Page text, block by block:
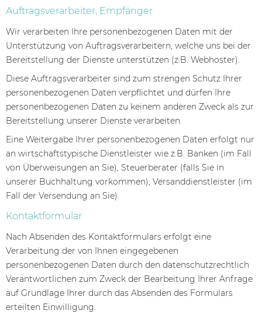
Auftragsverarbeiter, Empfänger
Wir verarbeiten Ihre personenbezogenen Daten mit der
Unterstützung von Auftragsverarbeitern, welche uns bei der
Bereitstellung der Dienste unterstützen (z.B. Webhoster).
Diese Auftragsverarbeiter sind zum strengen Schutz Ihrer
personenbezogenen Daten verpflichtet und dürfen Ihre
personenbezogenen Daten zu keinem anderen Zweck als zur
Bereitstellung unserer Dienste verarbeiten.
Eine Weitergabe Ihrer personenbezogenen Daten erfolgt nur
an wirtschaftstypische Dienstleister wie z.B. Banken (im Fall
von Überweisungen an Sie), Steuerberater (falls Sie in
unserer Buchhaltung vorkommen), Versanddienstleister (im
Fall der Versendung an Sie).
Kontaktformular
Nach Absenden des Kontaktformulars erfolgt eine
Verarbeitung der von Ihnen eingegebenen
personenbezogenen Daten durch den datenschutzrechtlich
Verantwortlichen zum Zweck der Bearbeitung Ihrer Anfrage
auf Grundlage Ihrer durch das Absenden des Formulars
erteilten Einwilligung.